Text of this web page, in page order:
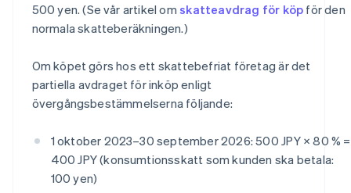
500 yen. (Se vår artikel omskatteavdrag för köp för den
normala skatteberäkningen.)
Om köpet görs hos ett skattebefriat företag är det
partiella avdraget för inköp enligt
övergångsbestämmelserna följande:
1 oktober 2023–30 september 2026: 500 JPY × 80 % =
400 JPY (konsumtionsskatt som kunden ska betala:
100 yen)